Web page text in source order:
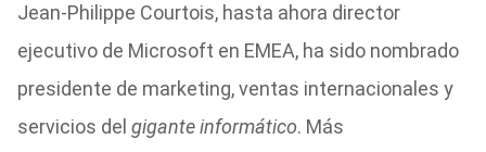
Jean-Philippe Courtois, hasta ahora director
ejecutivo de Microsoft en EMEA, ha sido nombrado
presidente de marketing, ventas internacionales y
servicios del gigante informático. Más